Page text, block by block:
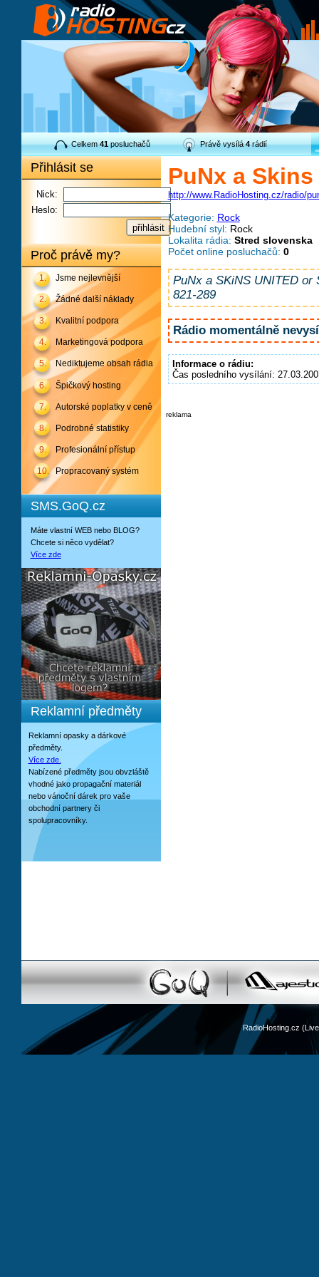
Celkem41posluchačů Právě vysílá4rádií
Přihlásit se
Nick:
Heslo:
Proč právě my?
1. Jsme nejlevnější
2. Žádné další náklady
3. Kvalitní podpora
4. Marketingová podpora
5. Nediktujeme obsah rádia
6. Špičkový hosting
7. Autorské poplatky v ceně
8. Podrobné statistiky
9. Profesionální přístup
10. Propracovaný systém
SMS.GoQ.cz
Máte vlastní WEB nebo BLOG?
Chcete si něco vydělat?
Více zde
Reklamní předměty
Reklamní opasky a dárkové
předměty.
Více zde.
Nabízené předměty jsou obvzláště
vhodné jako propagační materiál
nebo vánoční dárek pro vaše
obchodní partnery či
spolupracovníky.
PuNx a
http://www.RadioHosting.cz/radio/
Kategorie: Rock
Hudební styl: Rock
Lokalita rádia: Stred slovenska
Počet online posluchačů: 0
PuNx a SKiNS UNITED or
821-289
Rádio momentálně
Informace o rádiu:
Čas posledního vysílání:
reklama
RadioHosting.cz